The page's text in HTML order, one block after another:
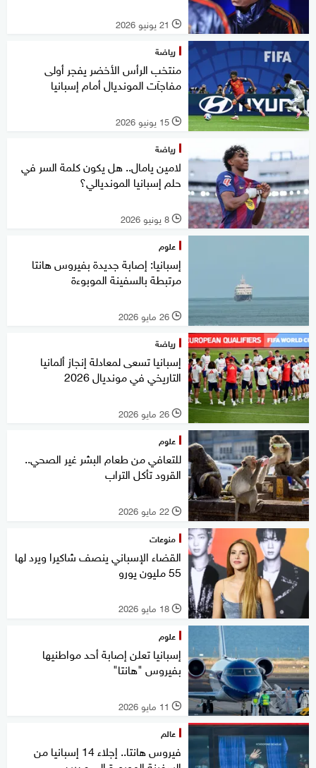
l 21 يونيو 2026
رياضة
منتخب الرأس الأخضر يفجر أولى
مفاجآت المونديال أمام إسبانيا
l 15 يونيو 2026
رياضة
لامين يامال.. هل يكون كلمة السر في
حلم إسبانيا المونديالي؟
l 8 يونيو 2026
علوم
إسبانيا: إصابة جديدة بفيروس هانتا
مرتبطة بالسفينة الموبوءة
l 26 مايو 2026
رياضة
إسبانيا تسعى لمعادلة إنجاز ألمانيا
التاريخي في مونديال 2026
l 26 مايو 2026
علوم
للتعافي من طعام البشر غير الصحي..
القرود تأكل التراب
l 22 مايو 2026
منوعات
القضاء الإسباني ينصف شاكيرا ويرد لها
55 مليون يورو
l 18 مايو 2026
علوم
إسبانيا تعلن إصابة أحد مواطنيها
بفيروس "هانتا"
l 11 مايو 2026
عالم
فيروس هانتا.. إجلاء 14 إسبانيا من